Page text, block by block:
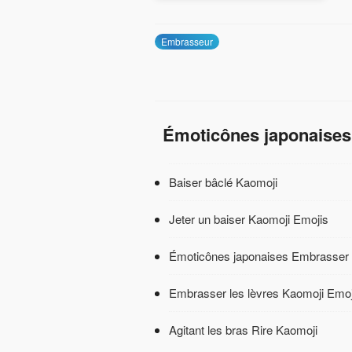
Embrasseur
Émoticônes
Baiser bâclé Kaomoji
Jeter un baiser Kaomoji Emojis
Émoticônes japonaises Embrasser
Embrasser les lèvres Kaomoji
Agitant les bras Rire Kaomoji